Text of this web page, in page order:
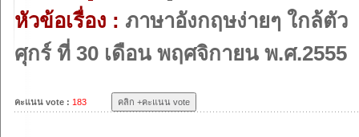
หัวข้อเรื่อง : ภาษาอังกฤษง่ายๆ ใกล้ตัว
ศุกร์ ที่ 30 เดือน พฤศจิกายน พ.ศ.2555
คะแนน vote : 183